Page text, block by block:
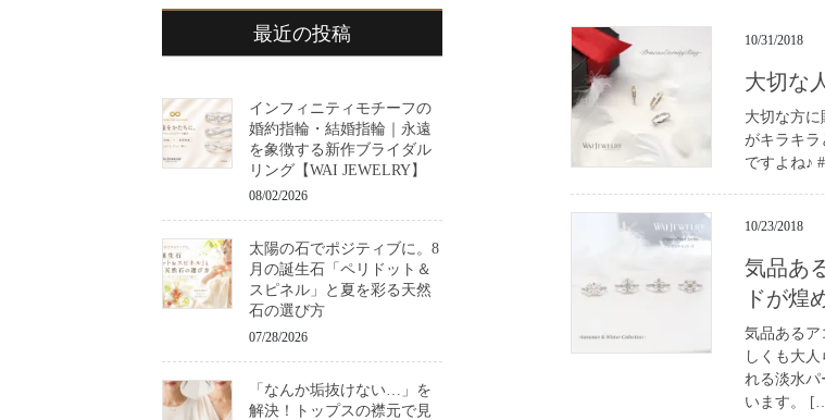
10/31/2018
大切な
大切な方
がキラキラ
ですよね♪
10/23/2018
気品あ
ドが煌
気品あるア
しくも大
れる淡水パ
います。
最近の投稿
インフィニティモチーフの
婚約指輪・結婚指輪｜永遠
を象徴する新作ブライダル
リング【WAI JEWELRY】
08/02/2026
太陽の石でポジティブに。8
月の誕生石「ペリドット＆
スピネル」と夏を彩る天然
石の選び方
07/28/2026
「なんか垢抜けない…」を
解決！トップスの襟元で見